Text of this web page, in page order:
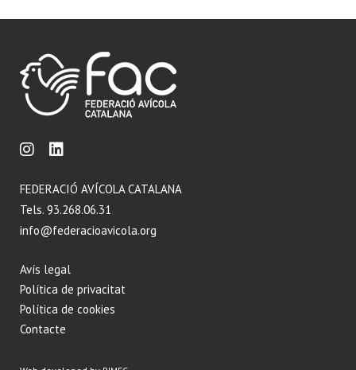
FEDERACIÓ AVÍCOLA CATALANA
Tels. 93.268.06.31
info@federacioavicola.org
Avís legal
Política de privacitat
Política de cookies
Contacte